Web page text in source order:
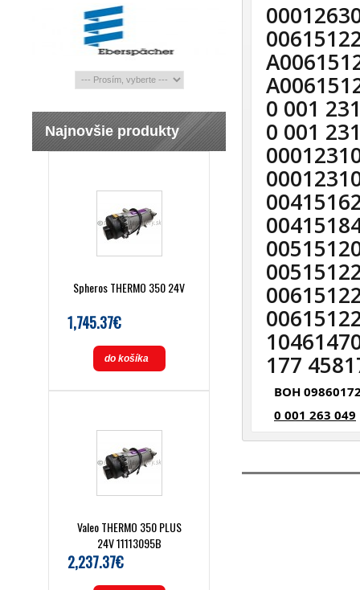
Najnovšie produkty
Spheros THERMO 350 24V
1,745.37€
do košíka
Valeo THERMO 350 PLUS
24V 11113095B
2,237.37€
0 001
0 001
177
BOH
0 001 263 049